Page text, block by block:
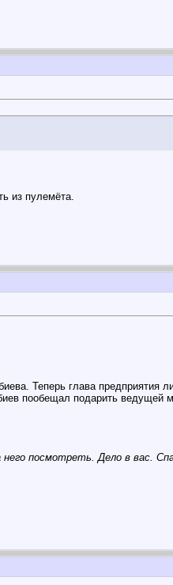
из пулемёта.
Теперь глава предприятия
пообещал подарить ведущей
посмотреть. Дело в вас.